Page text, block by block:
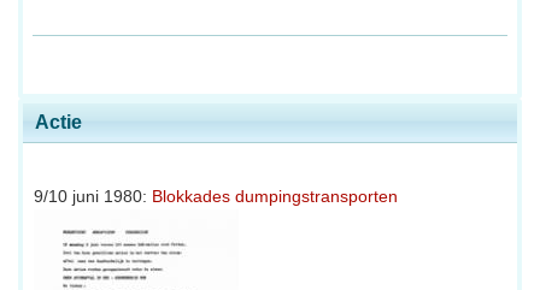
Actie
9/10 juni 1980: Blokkades dumpingstransporten